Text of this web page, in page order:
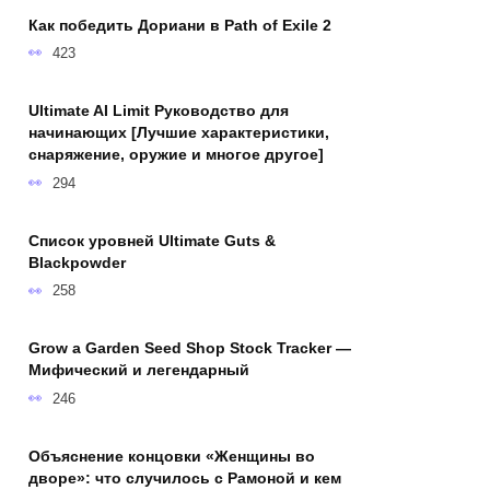
Как победить Дориани в Path of Exile 2
423
Ultimate AI Limit Руководство для
начинающих [Лучшие характеристики,
снаряжение, оружие и многое другое]
294
Список уровней Ultimate Guts &
Blackpowder
258
Grow a Garden Seed Shop Stock Tracker —
Мифический и легендарный
246
Объяснение концовки «Женщины во
дворе»: что случилось с Рамоной и кем